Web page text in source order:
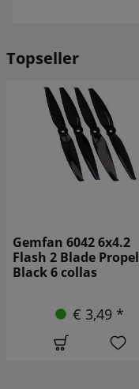
Topseller
Gemfan 6042 6x4.2
Flash 2 Blade
Black 6 collas
€ 3,49 *